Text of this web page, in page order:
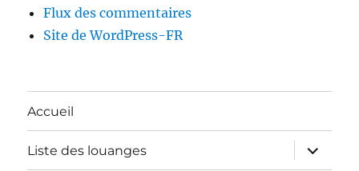
Flux des commentaires
Site de WordPress-FR
Accueil
Liste des louanges
ouvrir
le